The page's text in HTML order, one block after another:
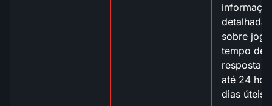
detalhadas
sobre
tempo de
resposta
até 24
dias úteis.